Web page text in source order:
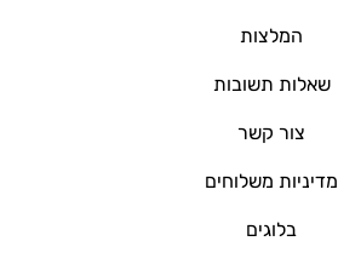
המלצות
שאלות תשובות
צור קשר
מדיניות משלוחים
בלוגים